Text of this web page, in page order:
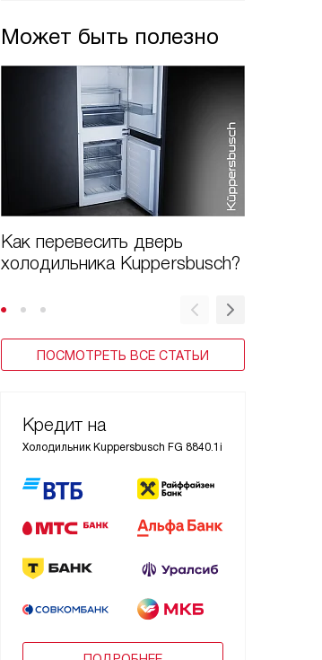
Может быть полезно
Как перевесить дверь
холодильника Kuppersbusch?
ПОСМОТРЕТЬ ВСЕ СТАТЬИ
Кредит на
Холодильник Kuppersbusch FG 8840.1i